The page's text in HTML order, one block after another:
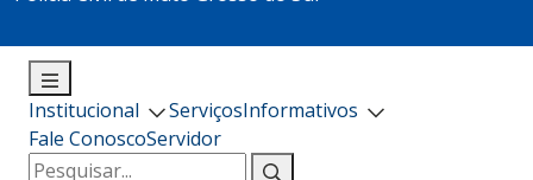
Institucional ServiçosInformativos
Fale ConoscoServidor
Pesquisar